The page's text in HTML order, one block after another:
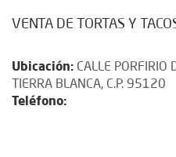
VENTA DE TORTAS Y
Ubicación: CALLE PORFIRIO
TIERRA BLANCA, C.P. 95120
Teléfono: